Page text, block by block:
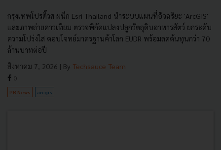
กรุงเทพโปรดิ๊วส ผนึก Esri Thailand นำระบบแผนที่อัจฉริยะ 'ArcGIS'
และภาพถ่ายดาวเทียม ตรวจพิกัดแปลงปลูกวัตถุดิบอาหารสัตว์ ยกระดับ
ความโปร่งใส ตอบโจทย์มาตรฐานค้าโลก EUDR พร้อมลดต้นทุนกว่า 70
ล้านบาทต่อปี
สิงหาคม 7, 2026 | By Techsauce Team
0
PR News arcgis